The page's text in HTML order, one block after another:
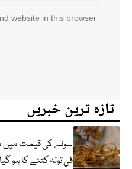
website in this browser
تازہ ترین خبریں
سونے کی قیمت میں
فی تولہ کتنے کا ہو